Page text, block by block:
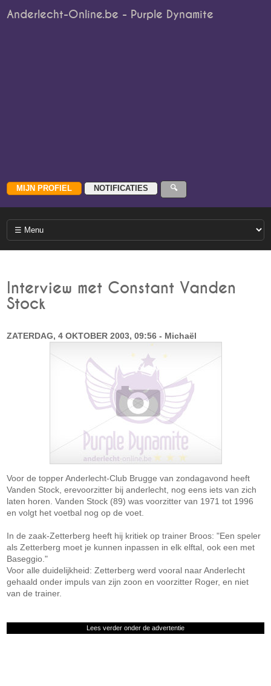
Anderlecht-Online.be - Purple Dynamite
Interview met Constant Vanden
Stock
ZATERDAG, 4 OKTOBER 2003, 09:56 - Michaël
Voor de topper Anderlecht-Club Brugge van zondagavond heeft
Vanden Stock, erevoorzitter bij anderlecht, nog eens iets van zich
laten horen. Vanden Stock (89) was voorzitter van 1971 tot 1996
en volgt het voetbal nog op de voet.
In de zaak-Zetterberg heeft hij kritiek op trainer Broos: "Een speler
als Zetterberg moet je kunnen inpassen in elk elftal, ook een met
Baseggio."
Voor alle duidelijkheid: Zetterberg werd vooral naar Anderlecht
gehaald onder impuls van zijn zoon en voorzitter Roger, en niet
van de trainer.
Lees verder onder de advertentie